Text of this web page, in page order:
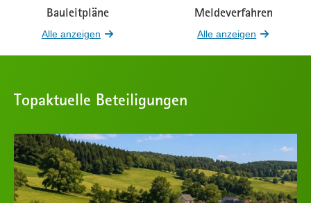
Bauleitpläne
Beteiligungen
Alle anzeigen
Meldeverfahren
Beteiligungen
Alle anzeigen
Topaktuelle Beteiligungen